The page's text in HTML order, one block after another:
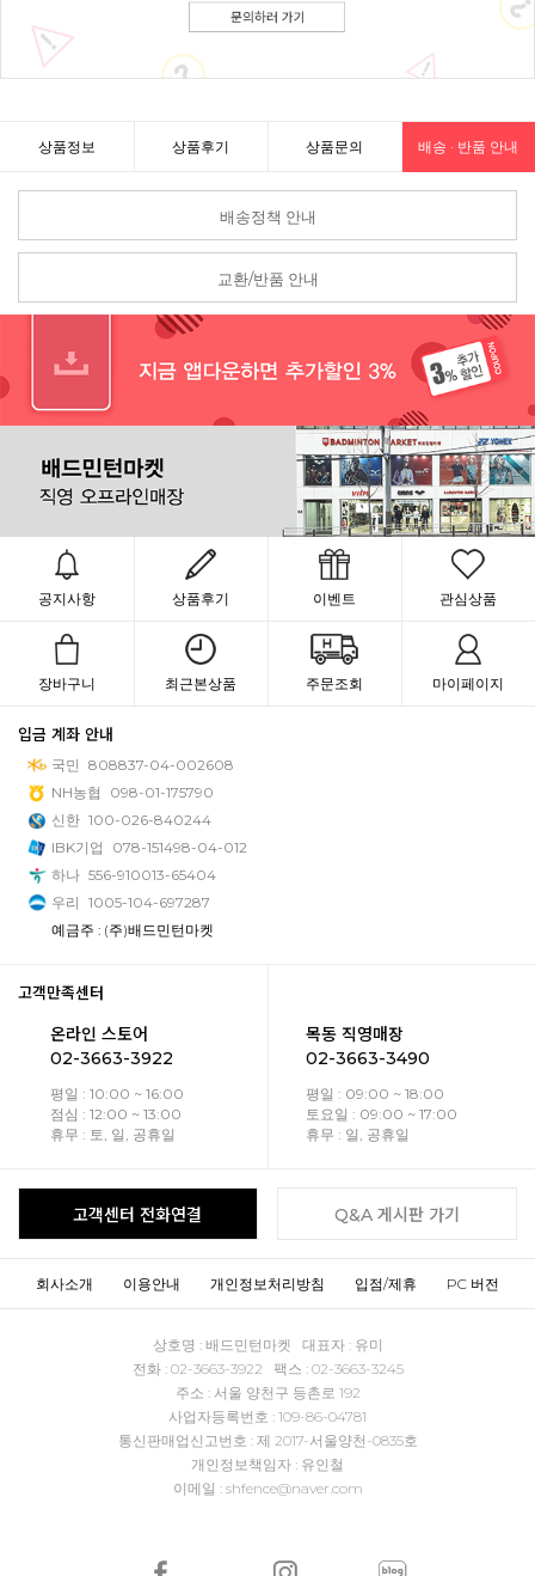
상품정보 상품후기 상품문의 배송 · 반품 안내
배송정책 안내
교환/반품 안내
공지사항 상품후기 이벤트 관심상품
장바구니 최근본상품 주문조회 마이페이지
입금 계좌 안내
국민 808837-04-002608
NH농협
098-01-175790
신한 100-026-840244
IBK기업
078-151498-04-012
하나 556-910013-65404
우리 1005-104-697287
예금주 : (주)배드민턴마켓
고객만족센터
온라인 스토어
02-3663-3922
평일 : 10:00 ~ 16:00
점심 : 12:00 ~ 13:00
휴무 : 토, 일, 공휴일
목동 직영매장
02-3663-3490
평일 : 09:00 ~ 18:00
토요일 : 09:00 ~ 17:00
휴무 : 일, 공휴일
고객센터 전화연결 Q&A 게시판 가기
회사소개 이용안내 개인정보처리방침 입점/제휴 PC 버전
상호명 : 배드민턴마켓 대표자 : 유미
전화 : 02-3663-3922 팩스 : 02-3663-3245
주소 : 서울 양천구 등촌로 192
사업자등록번호 : 109-86-04781
통신판매업신고번호 : 제 2017-서울양천-0835호
개인정보책임자 : 유인철
이메일 : shfence@naver.com